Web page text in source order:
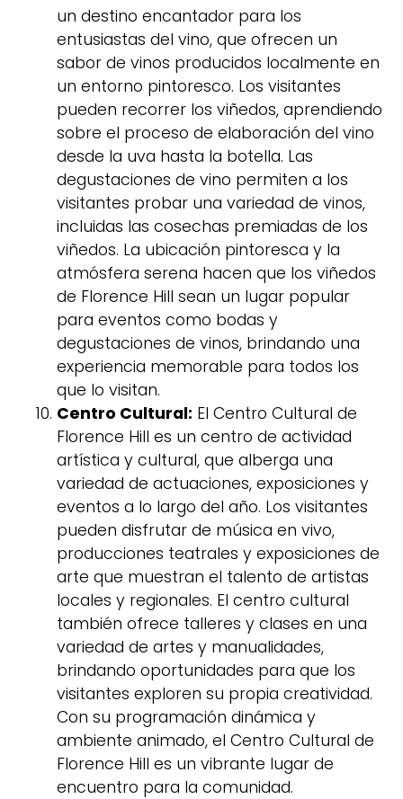
un destino encantador para los
entusiastas del vino, que ofrecen un
sabor de vinos producidos localmente en
un entorno pintoresco. Los visitantes
pueden recorrer los viñedos, aprendiendo
sobre el proceso de elaboración del vino
desde la uva hasta la botella. Las
degustaciones de vino permiten a los
visitantes probar una variedad de vinos,
incluidas las cosechas premiadas de los
viñedos. La ubicación pintoresca y la
atmósfera serena hacen que los viñedos
de Florence Hill sean un lugar popular
para eventos como bodas y
degustaciones de vinos, brindando una
experiencia memorable para todos los
que lo visitan.
Centro Cultural: El Centro Cultural de
Florence Hill es un centro de actividad
artística y cultural, que alberga una
variedad de actuaciones, exposiciones y
eventos a lo largo del año. Los visitantes
pueden disfrutar de música en vivo,
producciones teatrales y exposiciones de
arte que muestran el talento de artistas
locales y regionales. El centro cultural
también ofrece talleres y clases en una
variedad de artes y manualidades,
brindando oportunidades para que los
visitantes exploren su propia creatividad.
Con su programación dinámica y
ambiente animado, el Centro Cultural de
Florence Hill es un vibrante lugar de
encuentro para la comunidad.